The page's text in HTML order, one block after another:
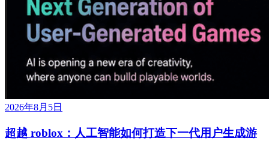
2026年8月5日
超越 roblox：人工智能如何打造下一代用户生成游